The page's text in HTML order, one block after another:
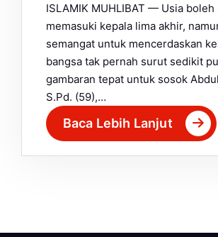
ISLAMIK MUHLIBAT — Usia boleh
memasuki kepala lima akhir,
semangat untuk mencerdaskan
bangsa tak pernah surut sedikit
gambaran tepat untuk sosok
S.Pd. (59),…
Baca Lebih Lanjut